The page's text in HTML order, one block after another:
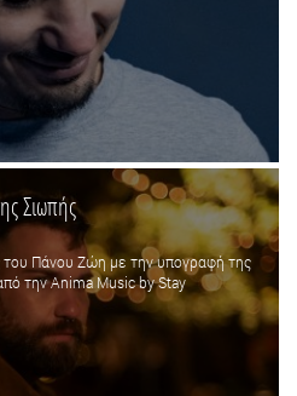
Σιωπής
Πάνου Ζώη με την υπογραφή της
την Anima Music by Stay